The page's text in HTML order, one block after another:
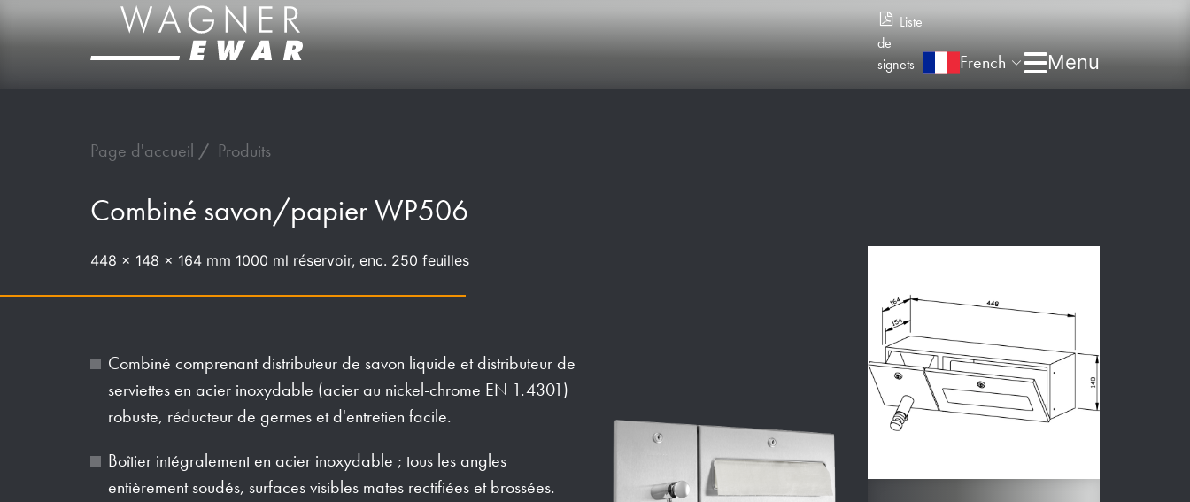
Liste
de
signets
French
Page d'accueil Produits
Combiné savon/papier WP506
448 x 148 x 164 mm 1000 ml réservoir, enc. 250 feuilles
Combiné comprenant distributeur de savon liquide et distributeur de
serviettes en acier inoxydable (acier au nickel-chrome EN 1.4301)
robuste, réducteur de germes et d'entretien facile.
Boîtier intégralement en acier inoxydable ; tous les angles
entièrement soudés, surfaces visibles mates rectifiées et brossées.